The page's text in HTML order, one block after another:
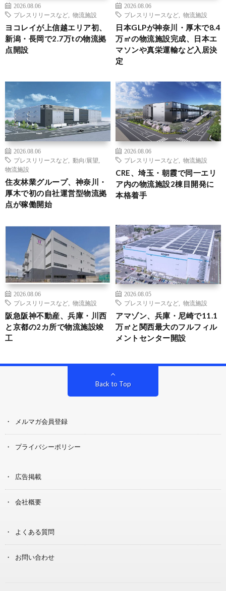
2026.08.06
プレスリリースなど
物流施設
ヨコレイが上信越エリア初、
新潟・長岡で2.7万tの物流拠
点開設
2026.08.06
プレスリリースなど
物流施設
日本GLPが神奈川・厚木で8.4
万㎡の物流施設完成、日本エ
マソンや真栄運輸など入居決
定
2026.08.06
プレスリリースなど
動向/展望
物流施設
住友林業グループ、神奈川・
厚木で初の自社運営型物流拠
点が稼働開始
2026.08.06
プレスリリースなど
物流施設
CRE、埼玉・朝霞で同一エリ
ア内の物流施設2棟目開発に
本格着手
2026.08.06
プレスリリースなど
物流施設
阪急阪神不動産、兵庫・川西
と京都の2カ所で物流施設竣
工
2026.08.05
プレスリリースなど
物流施設
アマゾン、兵庫・尼崎で11.1
万㎡と関西最大のフルフィル
メントセンター開設
Back to Top
メルマガ会員登録
プライバシーポリシー
広告掲載
会社概要
よくある質問
お問い合わせ